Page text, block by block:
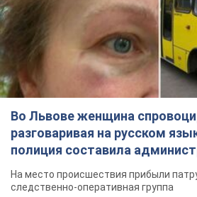
Во Львове женщина
разговаривая на русском
полиция составила
протокол. Видео
На место происшествия прибыли
следственно-оперативная группа